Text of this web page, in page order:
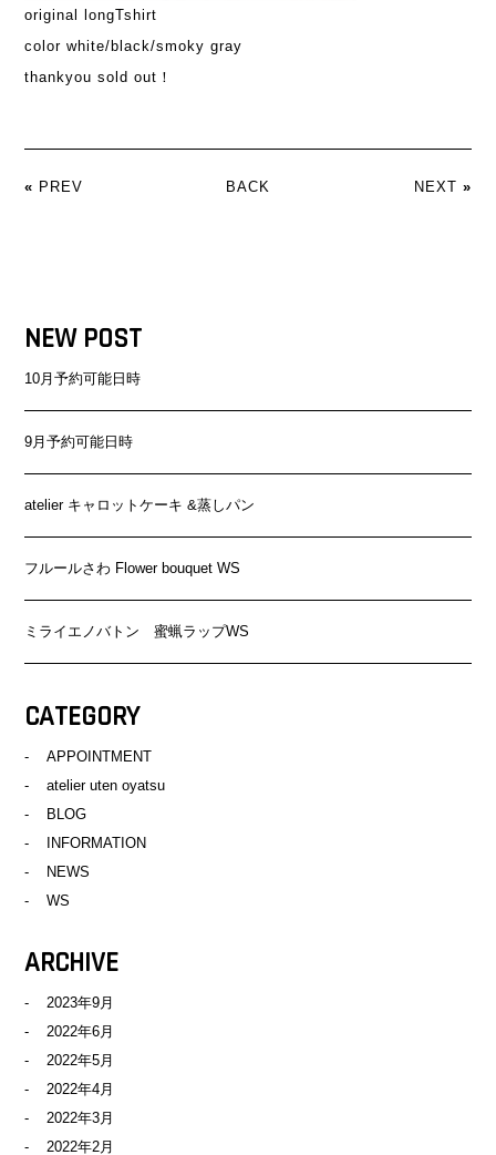
original longTshirt
color white/black/smoky gray
thankyou sold out！
« PREV BACK NEXT »
NEW POST
10月予約可能日時
9月予約可能日時
atelier キャロットケーキ &蒸しパン
フルールさわ Flower bouquet WS
ミライエノバトン 蜜蝋ラップWS
CATEGORY
APPOINTMENT
atelier uten oyatsu
BLOG
INFORMATION
NEWS
WS
ARCHIVE
2023年9月
2022年6月
2022年5月
2022年4月
2022年3月
2022年2月